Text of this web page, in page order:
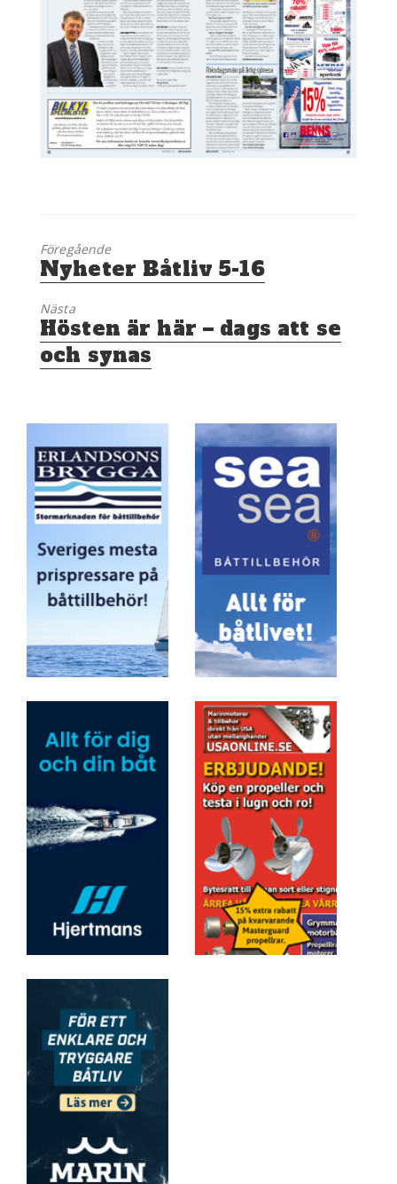
Föregående
Föregående
inlägg:
Nyheter Båtliv 5-16
Nästa
Nästa
inlägg:
Hösten är här – dags att se
och synas